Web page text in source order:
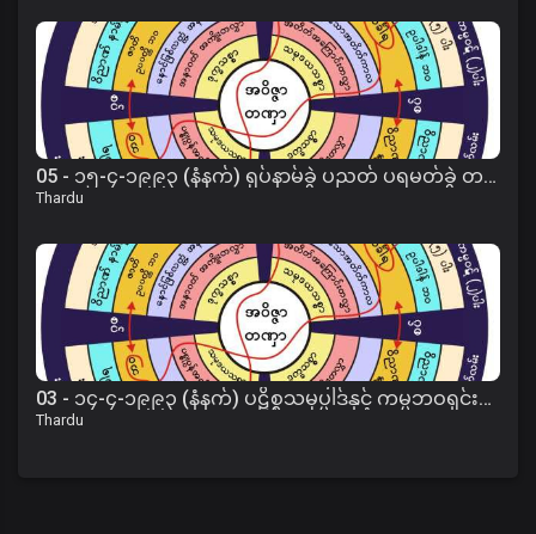
05 - ၁၅-၄-၁၉၉၃ (နံနက်) ရုပ်နာမ်ခွဲ ပညတ် ပရမတ်ခွဲ တရား
Thardu
03 - ၁၄-၄-၁၉၉၃ (နံနက်) ပဋိစ္စသမုပ္ပါဒ်နှင့် ကမ္မဘဝရှင်းတမ်းတရား
Thardu